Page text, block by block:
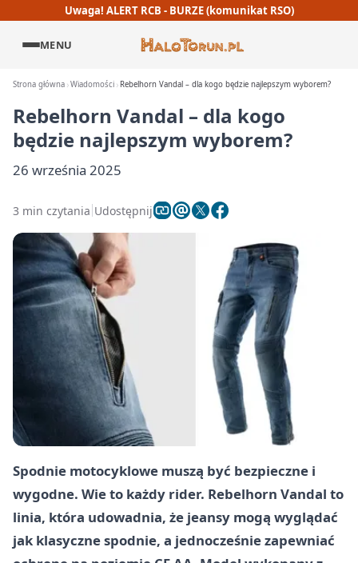
Uwaga! ALERT RCB - BURZE (komunikat RSO)
MENU
Strona główna Wiadomości Rebelhorn Vandal – dla kogo będzie najlepszym wyborem?
Rebelhorn Vandal – dla kogo
będzie najlepszym wyborem?
26 września 2025
3 min czytania Udostępnij
Spodnie motocyklowe muszą być bezpieczne i
wygodne. Wie to każdy rider. Rebelhorn Vandal to
linia, która udowadnia, że jeansy mogą wyglądać
jak klasyczne spodnie, a jednocześnie zapewniać